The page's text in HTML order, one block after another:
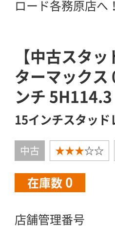
ロード各務原店へ！
【中古スタ
ターマック
ンチ
15インチスタッド
中古 ★★★☆☆
在庫数 0
店舗管理番号